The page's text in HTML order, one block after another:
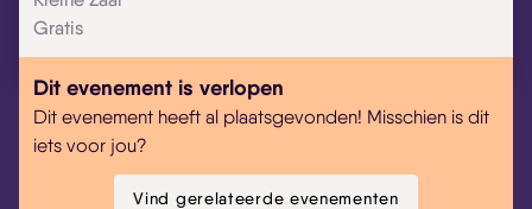
Gratis
Dit evenement is verlopen
Dit evenement heeft al plaatsgevonden! Misschien is dit
iets voor jou?
Vind gerelateerde evenementen